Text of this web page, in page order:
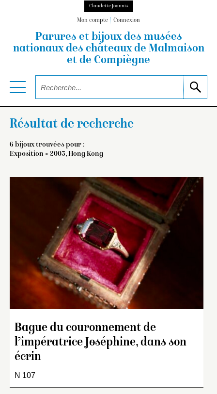
Claudette Joannis
Mon compte Connexion
Parures et bijoux des musées
nationauxdes châteaux de Malmaison
et de Compiègne
Résultat de recherche
6 bijoux trouvées pour :
Exposition = 2003, Hong Kong
Bague du couronnement de
l’impératrice Joséphine, dans son
écrin
N 107